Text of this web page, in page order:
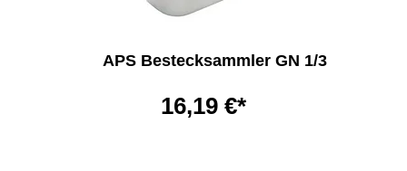
APS Bestecksammler GN 1/3
16,19 €*